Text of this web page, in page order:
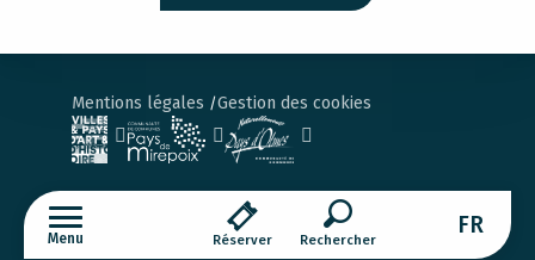
Menu Réserver
FR
Mentions légales Gestion des cookies